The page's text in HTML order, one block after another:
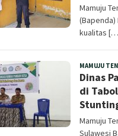
Mamuju
kualitas
MAMUJU
Dinas
di
Mamuju
Sulawesi